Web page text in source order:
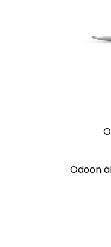
Odoon